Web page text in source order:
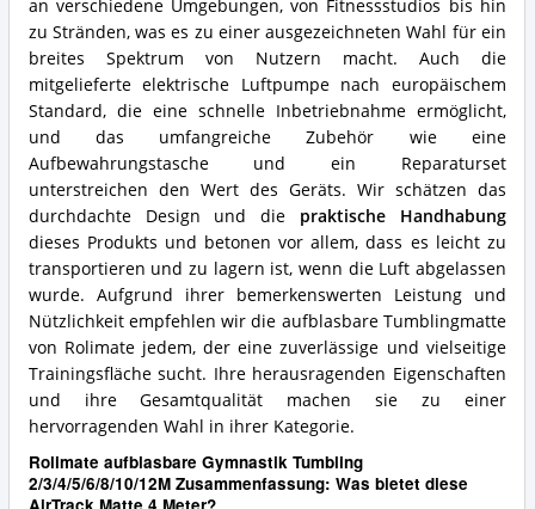
an verschiedene Umgebungen, von Fitnessstudios bis hin
zu Stränden, was es zu einer ausgezeichneten Wahl für ein
breites Spektrum von Nutzern macht. Auch die
mitgelieferte elektrische Luftpumpe nach europäischem
Standard, die eine schnelle Inbetriebnahme ermöglicht,
und das umfangreiche Zubehör wie eine
Aufbewahrungstasche und ein Reparaturset
unterstreichen den Wert des Geräts. Wir schätzen das
durchdachte Design und die praktische Handhabung
dieses Produkts und betonen vor allem, dass es leicht zu
transportieren und zu lagern ist, wenn die Luft abgelassen
wurde. Aufgrund ihrer bemerkenswerten Leistung und
Nützlichkeit empfehlen wir die aufblasbare Tumblingmatte
von Rolimate jedem, der eine zuverlässige und vielseitige
Trainingsfläche sucht. Ihre herausragenden Eigenschaften
und ihre Gesamtqualität machen sie zu einer
hervorragenden Wahl in ihrer Kategorie.
Rolimate aufblasbare Gymnastik Tumbling
2/3/4/5/6/8/10/12M Zusammenfassung: Was bietet diese
AirTrack Matte 4 Meter?